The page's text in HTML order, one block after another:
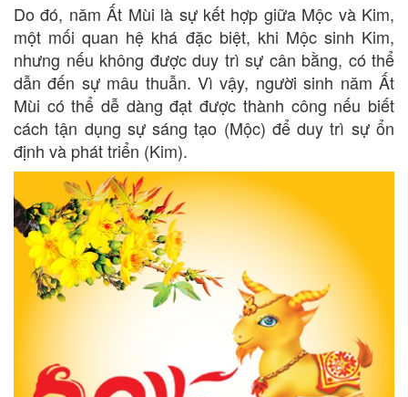
Do đó, năm Ất Mùi là sự kết hợp giữa Mộc và Kim,
một mối quan hệ khá đặc biệt, khi Mộc sinh Kim,
nhưng nếu không được duy trì sự cân bằng, có thể
dẫn đến sự mâu thuẫn. Vì vậy, người sinh năm Ất
Mùi có thể dễ dàng đạt được thành công nếu biết
cách tận dụng sự sáng tạo (Mộc) để duy trì sự ổn
định và phát triển (Kim).